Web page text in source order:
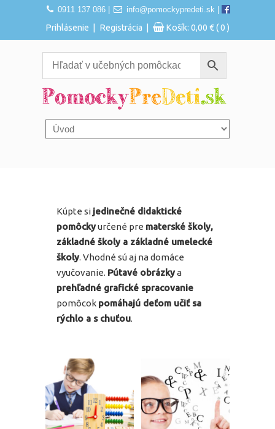
0911 137 086| info@pomockypredeti.sk
Prihlásenie | Registrácia | Košík: 0,00 €( 0 )
Navigation
Kúpte si jedinečné didaktické
pomôckyurčené pre materské školy,
základné školy a základné umelecké
školy. Vhodné sú aj na domáce
vyučovanie. Pútavé obrázkya
prehľadné grafické spracovanie
pomôcok pomáhajú deťom učiť sa
rýchlo a s chuťou.